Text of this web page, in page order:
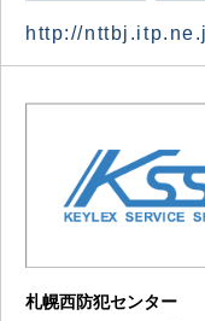
http://
札幌西防犯センター